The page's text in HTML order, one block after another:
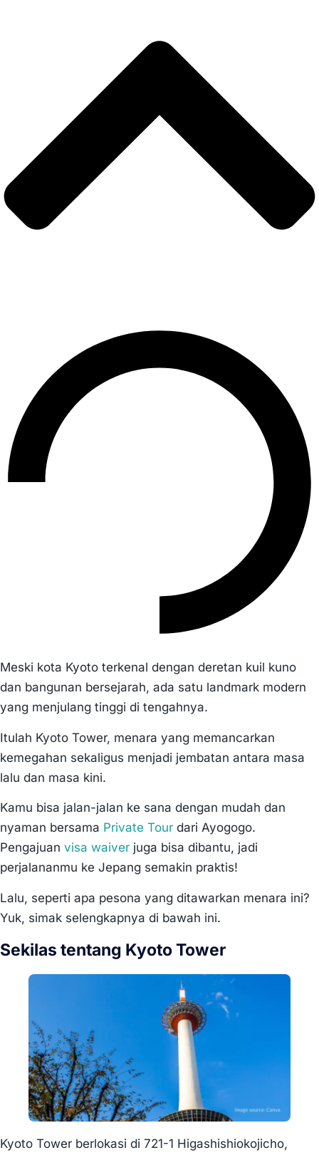
Meski kota Kyoto terkenal dengan deretan kuil kuno
dan bangunan bersejarah, ada satu landmark modern
yang menjulang tinggi di tengahnya.
Itulah Kyoto Tower, menara yang memancarkan
kemegahan sekaligus menjadi jembatan antara masa
lalu dan masa kini.
Kamu bisa jalan-jalan ke sana dengan mudah dan
nyaman bersama Private Tour dari Ayogogo.
Pengajuan visa waiver juga bisa dibantu, jadi
perjalananmu ke Jepang semakin praktis!
Lalu, seperti apa pesona yang ditawarkan menara ini?
Yuk, simak selengkapnya di bawah ini.
Sekilas tentang Kyoto Tower
Kyoto Tower berlokasi di 721-1 Higashishiokojicho,